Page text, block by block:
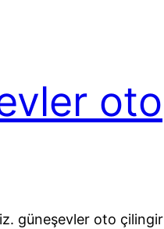
oto
güneşevler oto çilingir